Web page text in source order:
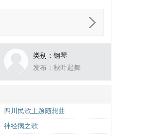
类别： 钢琴
发布：秋叶起舞
四川民歌主题随想曲
神经病之歌